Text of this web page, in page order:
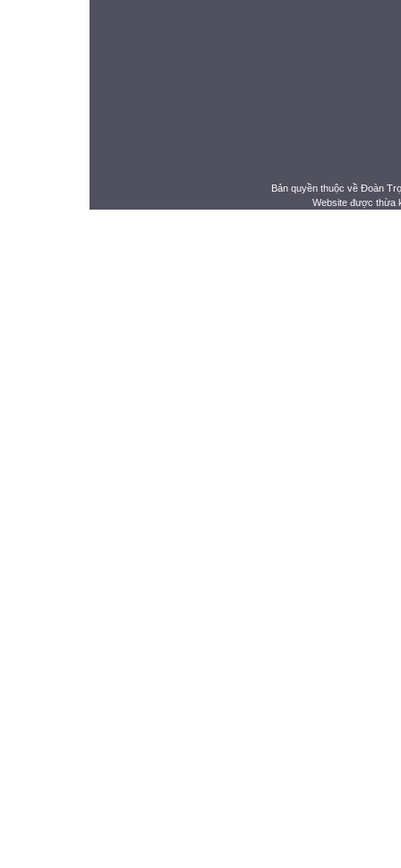
Bản quyền thuộc về Đoàn
Website được thừa